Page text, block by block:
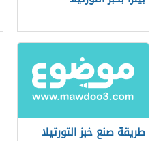
طريقة صنع خبز التورتيلا